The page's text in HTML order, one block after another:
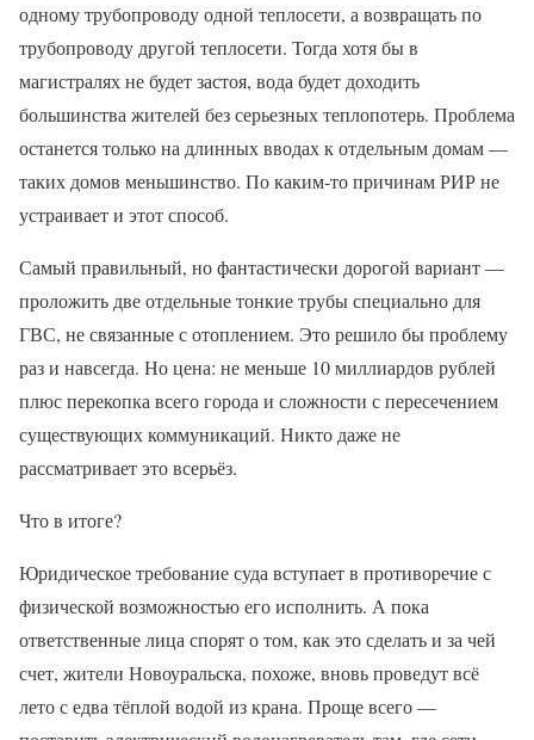
одному трубопроводу одной теплосети, а возвращать по
трубопроводу другой теплосети. Тогда хотя бы в
магистралях не будет застоя, вода будет доходить
большинства жителей без серьезных теплопотерь. Проблема
останется только на длинных вводах к отдельным домам —
таких домов меньшинство. По каким-то причинам РИР не
устраивает и этот способ.
Самый правильный, но фантастически дорогой вариант —
проложить две отдельные тонкие трубы специально для
ГВС, не связанные с отоплением. Это решило бы проблему
раз и навсегда. Но цена: не меньше 10 миллиардов рублей
плюс перекопка всего города и сложности с пересечением
существующих коммуникаций. Никто даже не
рассматривает это всерьёз.
Что в итоге?
Юридическое требование суда вступает в противоречие с
физической возможностью его исполнить. А пока
ответственные лица спорят о том, как это сделать и за чей
счет, жители Новоуральска, похоже, вновь проведут всё
лето с едва тёплой водой из крана. Проще всего —